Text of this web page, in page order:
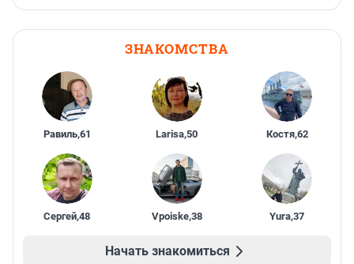
ЗНАКОМСТВА
Равиль,61 Larisa,50 Костя,62
Сергей,48 Vpoiske,38 Yura,37
Начать знакомиться